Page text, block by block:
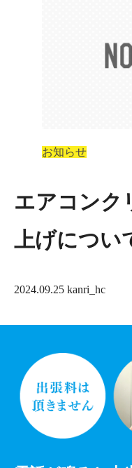
お知らせ
エアコンク
上げについ
2024.09.25 kanri_hc